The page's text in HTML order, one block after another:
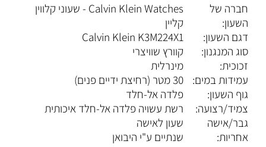
חברה של
השעון:
Calvin Klein Watches - שעוני קלווין
קליין
דגם השעון:
Calvin Klein K3M224X1
סוג המנגנון:
קוורץ שוויצרי
זכוכית:
מינרלית
עמידות במים:
30 מטר (רחיצת ידיים פנים)
גוף השעון:
פלדה אל-חלד
צמיד/רצועה:
רשת עשויה פלדה אל-חלד איכותית
גבר/אישה
שעון לאישה
אחריות:
שנתיים ע"י היבואן